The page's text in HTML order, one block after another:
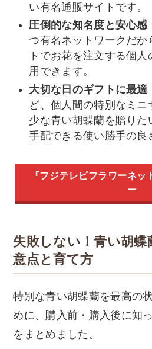
い有名通販サイトです。
圧倒的な知名度と安心感
つ有名ネットワークだか
トでお花を注文する個人
用できます。
大切な日のギフトに最適
ど、個人間の特別なミ
少な青い胡蝶蘭を贈りた
手配できる使い勝手の良
『フジテレビフラワーネ
ー
失敗しない！青い胡蝶
意点と育て方
特別な青い胡蝶蘭を最高の
めに、購入前・購入後に知
をまとめました。